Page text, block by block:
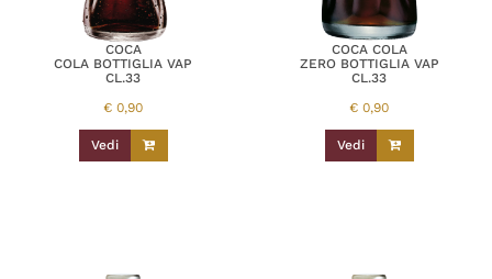
COCA
COLA BOTTIGLIA VAP
CL.33
€ 0,90
Vedi
COCA COLA
ZERO BOTTIGLIA VAP
CL.33
€ 0,90
Vedi